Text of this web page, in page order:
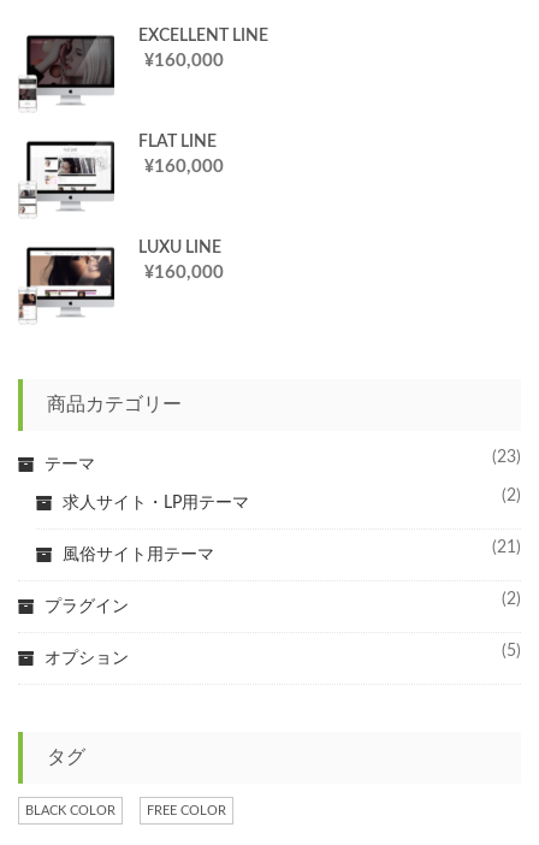
EXCELLENT LINE
¥160,000
FLAT LINE
¥160,000
LUXU LINE
¥160,000
商品カテゴリー
テーマ (23)
求人サイト・LP用テーマ (2)
風俗サイト用テーマ (21)
プラグイン (2)
オプション (5)
タグ
BLACK COLOR FREE COLOR